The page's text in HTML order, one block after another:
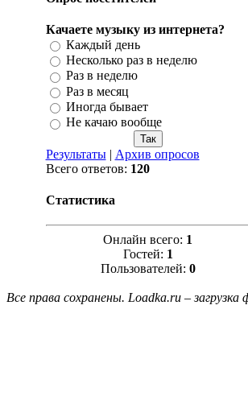
Качаете музыку из интернета?
Каждый день
Несколько раз в неделю
Раз в неделю
Раз в месяц
Иногда бывает
Не качаю вообще
Результаты| Архив опросов
Всего ответов: 120
Статистика
Онлайн всего: 1
Гостей: 1
Пользователей: 0
Все права сохранены. Loadka.ru –